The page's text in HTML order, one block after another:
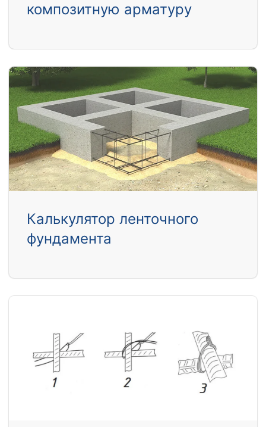
композитную арматуру
Калькулятор ленточного
фундамента